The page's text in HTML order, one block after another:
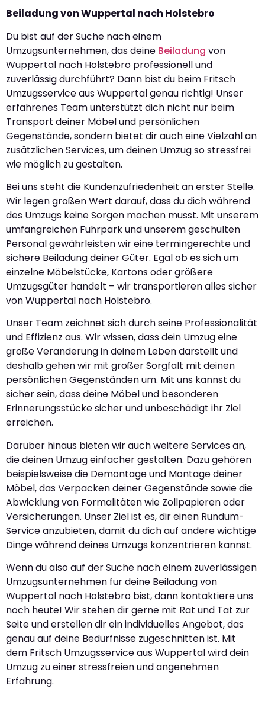
Beiladung von Wuppertal nach Holstebro
Du bist auf der Suche nach einem
Umzugsunternehmen, das deine Beiladung von
Wuppertal nach Holstebro professionell und
zuverlässig durchführt? Dann bist du beim Fritsch
Umzugsservice aus Wuppertal genau richtig! Unser
erfahrenes Team unterstützt dich nicht nur beim
Transport deiner Möbel und persönlichen
Gegenstände, sondern bietet dir auch eine Vielzahl an
zusätzlichen Services, um deinen Umzug so stressfrei
wie möglich zu gestalten.
Bei uns steht die Kundenzufriedenheit an erster Stelle.
Wir legen großen Wert darauf, dass du dich während
des Umzugs keine Sorgen machen musst. Mit unserem
umfangreichen Fuhrpark und unserem geschulten
Personal gewährleisten wir eine termingerechte und
sichere Beiladung deiner Güter. Egal ob es sich um
einzelne Möbelstücke, Kartons oder größere
Umzugsgüter handelt – wir transportieren alles sicher
von Wuppertal nach Holstebro.
Unser Team zeichnet sich durch seine Professionalität
und Effizienz aus. Wir wissen, dass dein Umzug eine
große Veränderung in deinem Leben darstellt und
deshalb gehen wir mit großer Sorgfalt mit deinen
persönlichen Gegenständen um. Mit uns kannst du
sicher sein, dass deine Möbel und besonderen
Erinnerungsstücke sicher und unbeschädigt ihr Ziel
erreichen.
Darüber hinaus bieten wir auch weitere Services an,
die deinen Umzug einfacher gestalten. Dazu gehören
beispielsweise die Demontage und Montage deiner
Möbel, das Verpacken deiner Gegenstände sowie die
Abwicklung von Formalitäten wie Zollpapieren oder
Versicherungen. Unser Ziel ist es, dir einen Rundum-
Service anzubieten, damit du dich auf andere wichtige
Dinge während deines Umzugs konzentrieren kannst.
Wenn du also auf der Suche nach einem zuverlässigen
Umzugsunternehmen für deine Beiladung von
Wuppertal nach Holstebro bist, dann kontaktiere uns
noch heute! Wir stehen dir gerne mit Rat und Tat zur
Seite und erstellen dir ein individuelles Angebot, das
genau auf deine Bedürfnisse zugeschnitten ist. Mit
dem Fritsch Umzugsservice aus Wuppertal wird dein
Umzug zu einer stressfreien und angenehmen
Erfahrung.